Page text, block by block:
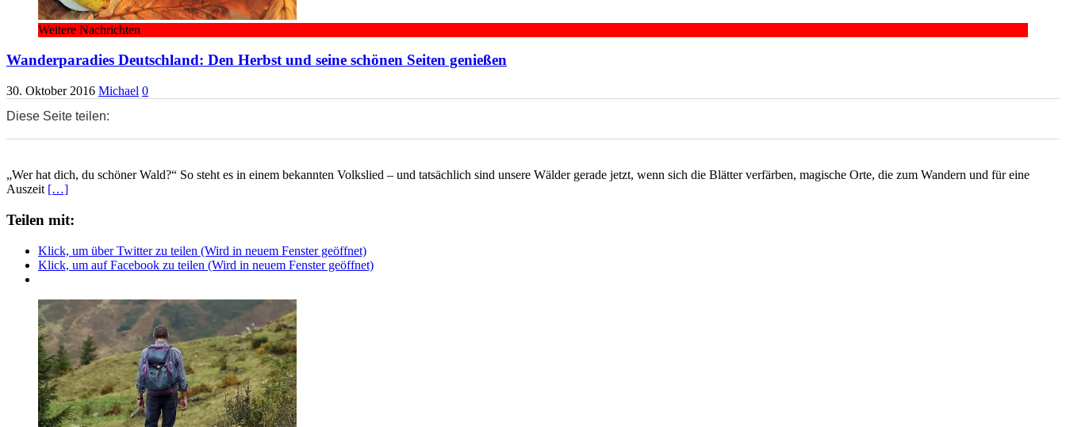
Weitere Nachrichten
Wanderparadies Deutschland: Den Herbst und seine schönen Seiten genießen
30. Oktober 2016 Michael 0
Diese Seite teilen:
„Wer hat dich, du schöner Wald?“ So steht es in einem bekannten Volkslied – und tatsächlich sind unsere Wälder gerade jetzt, wenn sich die Blätter verfärben, magische Orte, die zum Wandern und für eine
Auszeit […]
Teilen mit:
Klick, um über Twitter zu teilen (Wird in neuem Fenster geöffnet)
Klick, um auf Facebook zu teilen (Wird in neuem Fenster geöffnet)